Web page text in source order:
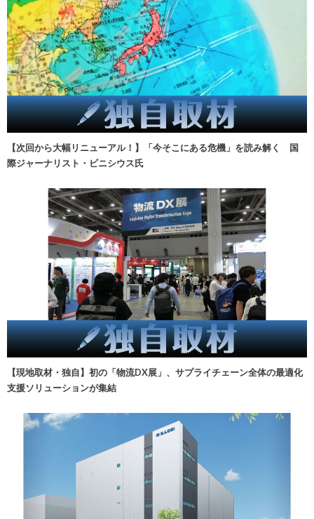
【次回から大幅リニューアル！】「今そこにある危機」を読み解く 国
際ジャーナリスト・ビニシウス氏
【現地取材・独自】初の「物流DX展」、サプライチェーン全体の最適化
支援ソリューションが集結